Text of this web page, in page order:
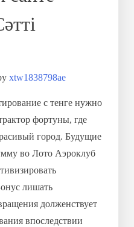
xtw1838798ae
с тенге нужно
фортуны, где
город. Будущие
во Лото Аэроклуб
лишать
долженствует
впоследствии